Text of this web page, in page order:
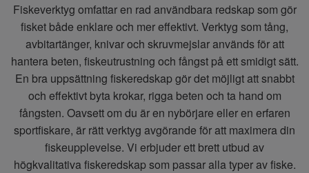
Fiskeverktyg omfattar en rad användbara redskap som gör
fisket både enklare och mer effektivt. Verktyg som tång,
avbitartänger, knivar och skruvmejslar används för att
hantera beten, fiskeutrustning och fångst på ett smidigt sätt.
En bra uppsättning fiskeredskap gör det möjligt att snabbt
och effektivt byta krokar, rigga beten och ta hand om
fångsten. Oavsett om du är en nybörjare eller en erfaren
sportfiskare, är rätt verktyg avgörande för att maximera din
fiskeupplevelse. Vi erbjuder ett brett utbud av
högkvalitativa fiskeredskap som passar alla typer av fiske.